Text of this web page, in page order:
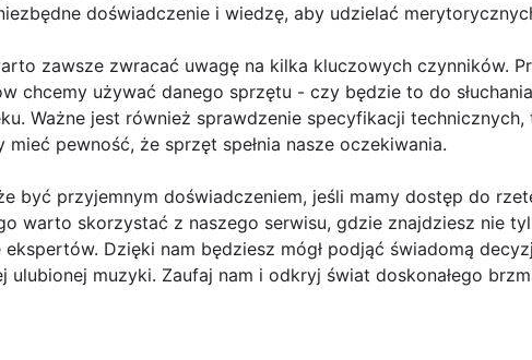
doświadczenie i wiedzę, aby udzielać
zawsze zwracać uwagę na kilka kluczowych czynników.
chcemy używać danego sprzętu - czy będzie to do
Ważne jest również sprawdzenie specyfikacji technicznych,
mieć pewność, że sprzęt spełnia nasze oczekiwania.
być przyjemnym doświadczeniem, jeśli mamy dostęp do
warto skorzystać z naszego serwisu, gdzie znajdziesz nie
Dzięki nam będziesz mógł podjąć świadomą
ulubionej muzyki. Zaufaj nam i odkryj świat doskonałego